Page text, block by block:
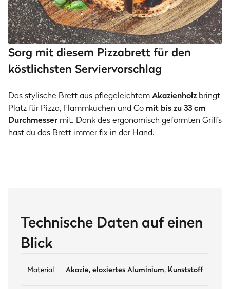
Sorg mit diesem Pizzabrett für den
köstlichsten Serviervorschlag
Das stylische Brett aus pflegeleichtemAkazienholz bringt
Platz für Pizza, Flammkuchen und Co mit bis zu 33 cm
Durchmesser mit. Dank des ergonomisch geformten Griffs
hast du das Brett immer fix in der Hand.
Technische Daten auf einen
Blick
Material Akazie, eloxiertes Aluminium, Kunststoff